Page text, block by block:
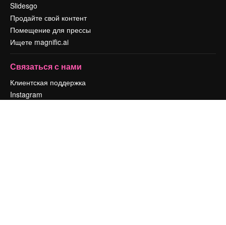
Slidesgo
Продайте свой контент
Помещение для прессы
Ищете magnific.ai
Связаться с нами
Клиентская поддержка
Instagram